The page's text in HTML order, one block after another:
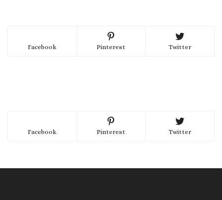
Facebook Pinterest Twitter
Facebook Pinterest Twitter